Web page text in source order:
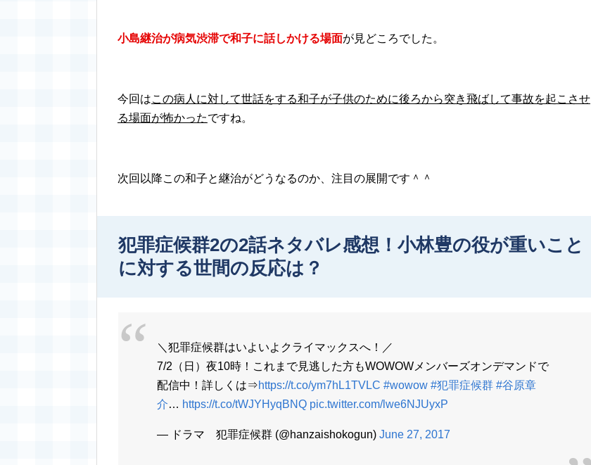
小島継治が病気渋滞で和子に話しかける場面が見どころでした。
今回はこの病人に対して世話をする和子が子供のために後ろから突き飛ばして事故を起こさせ
る場面が怖かったですね。
次回以降この和子と継治がどうなるのか、注目の展開です＾＾
犯罪症候群2の2話ネタバレ感想！小林豊の役が重いこと
に対する世間の反応は？
＼犯罪症候群はいよいよクライマックスへ！／
7/2（日）夜10時！これまで見逃した方もWOWOWメンバーズオンデマンドで
配信中！詳しくは⇒https://t.co/ym7hL1TVLC #wowow #犯罪症候群 #谷原章
介… https://t.co/tWJYHyqBNQ pic.twitter.com/lwe6NJUyxP
— ドラマ 犯罪症候群 (@hanzaishokogun) June 27, 2017